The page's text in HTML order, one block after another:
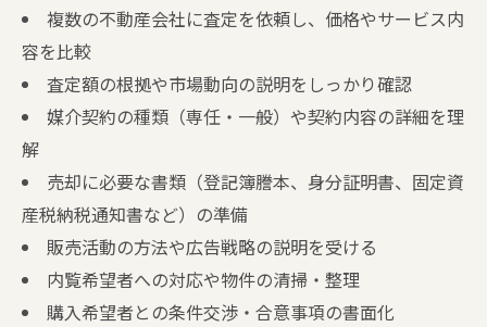
複数の不動産会社に査定を依頼し、価格やサービス内
容を比較
査定額の根拠や市場動向の説明をしっかり確認
媒介契約の種類（専任・一般）や契約内容の詳細を理
解
売却に必要な書類（登記簿謄本、身分証明書、固定資
産税納税通知書など）の準備
販売活動の方法や広告戦略の説明を受ける
内覧希望者への対応や物件の清掃・整理
購入希望者との条件交渉・合意事項の書面化